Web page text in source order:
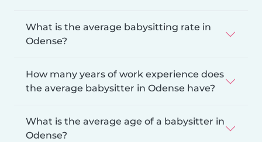
What is the average babysitting rate in
Odense?
How many years of work experience does
the average babysitter in Odense have?
What is the average age of a babysitter in
Odense?